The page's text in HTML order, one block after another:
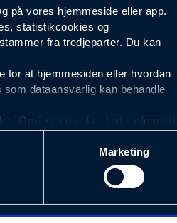
på vores hjemmeside eller app.
statistikcookies og
fra tredjeparter. Du kan
for at hjemmesiden eller hvordan
dataansvarlig kan behandle
"Om" kan du bl.a. finde
og effektiviteten af vores
som derfor skal være nemme at
søgeord, IP-adresse,
Marketing